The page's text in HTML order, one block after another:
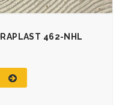
462-NHL